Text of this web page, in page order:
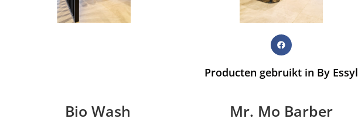
Producten gebruikt in By Essyl
Bio Wash Mr. Mo Barber